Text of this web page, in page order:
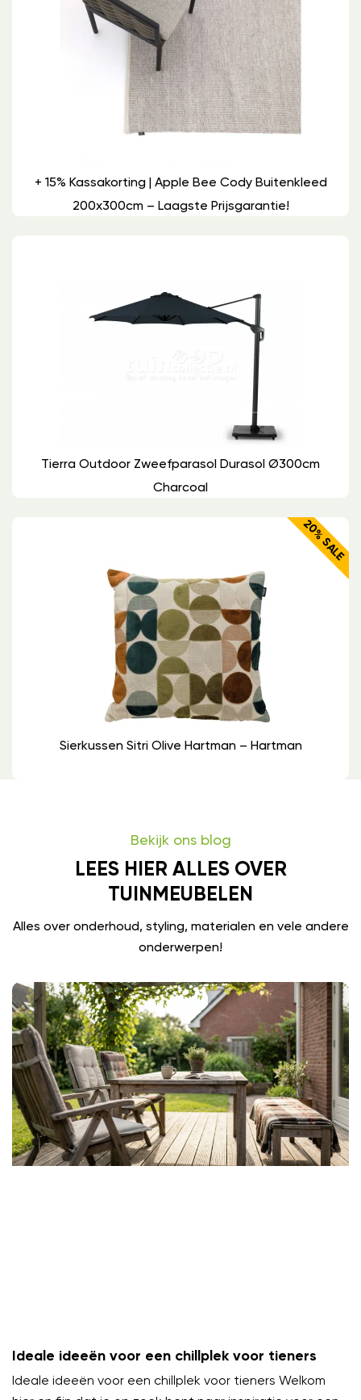
+ 15% Kassakorting | Apple Bee Cody Buitenkleed
200x300cm – Laagste Prijsgarantie!
Tierra Outdoor Zweefparasol Durasol Ø300cm
Charcoal
20% SALE
Sierkussen Sitri Olive Hartman – Hartman
Bekijk ons blog
LEES HIER ALLES OVER
TUINMEUBELEN
Alles over onderhoud, styling, materialen en vele andere
onderwerpen!
Ideale ideeën voor een chillplek voor tieners
Ideale ideeën voor een chillplek voor tieners Welkom